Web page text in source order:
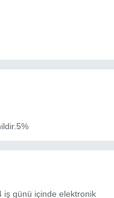
iş günü içinde elektronik